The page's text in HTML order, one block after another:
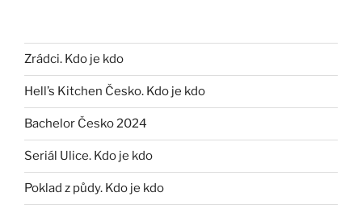
Zrádci. Kdo je kdo
Hell’s Kitchen Česko. Kdo je kdo
Bachelor Česko 2024
Seriál Ulice. Kdo je kdo
Poklad z půdy. Kdo je kdo